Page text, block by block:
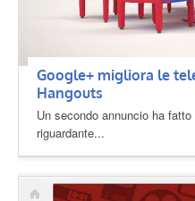
Google+ migliora le
Hangouts
Un secondo annuncio ha
riguardante...